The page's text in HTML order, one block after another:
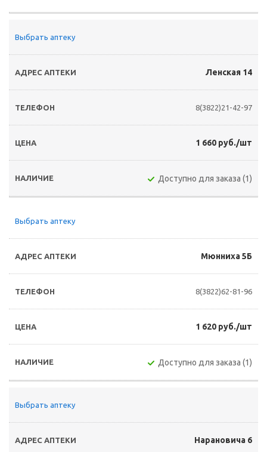
Выбрать аптеку
Ленская 14
8(3822)21-42-97
1 660 руб./шт
Доступно для заказа (1)
Выбрать аптеку
Мюнниха 5Б
8(3822)62-81-96
1 620 руб./шт
Доступно для заказа (1)
Выбрать аптеку
Нарановича 6